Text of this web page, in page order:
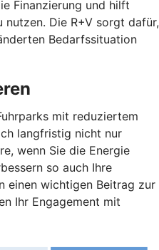
Finanzierung und hilft
Die R+V sorgt dafür,
Bedarfssituation
mit reduziertem
langfristig nicht nur
wenn Sie die Energie
so auch Ihre
einen wichtigen Beitrag zur
Ihr Engagement mit